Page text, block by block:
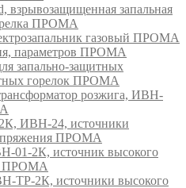
запальная
ПРОМА
газовый ПРОМА
параметров ПРОМА
запально-защитных
горелок ПРОМА
розжига, ИВН-
ИВН-24, источники
ПРОМА
01-2К, источник высокого
ПРОМА
ТР-2К, источники высокого